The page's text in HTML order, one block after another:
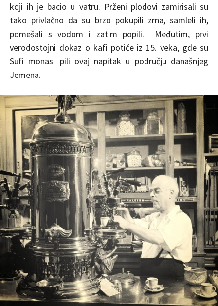
koji ih je bacio u vatru. Prženi plodovi zamirisali su
tako privlačno da su brzo pokupili zrna, samleli ih,
pomešali s vodom i zatim popili. Međutim, prvi
verodostojni dokaz o kafi potiče iz 15. veka, gde su
Sufi monasi pili ovaj napitak u području današnjeg
Jemena.